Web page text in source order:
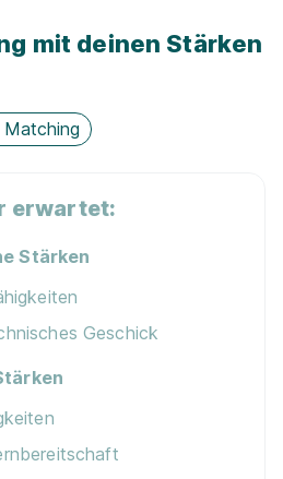
mit deinen Stärken
Matching
erwartet:
Stärken
Geschick